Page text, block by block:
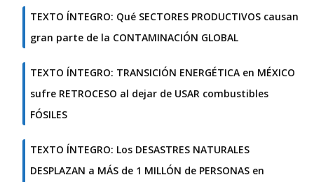
TEXTO ÍNTEGRO: Qué SECTORES PRODUCTIVOS causan
gran parte de la CONTAMINACIÓN GLOBAL
TEXTO ÍNTEGRO: TRANSICIÓN ENERGÉTICA en MÉXICO
sufre RETROCESO al dejar de USAR combustibles
FÓSILES
TEXTO ÍNTEGRO: Los DESASTRES NATURALES
DESPLAZAN a MÁS de 1 MILLÓN de PERSONAS en